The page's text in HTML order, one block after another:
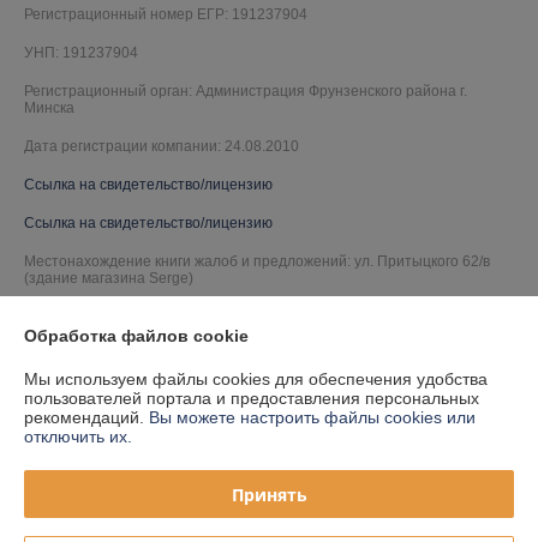
Регистрационный номер ЕГР: 191237904
УНП: 191237904
Регистрационный орган: Администрация Фрунзенского района г.
Минска
Дата регистрации компании: 24.08.2010
Ссылка на свидетельство/лицензию
Ссылка на свидетельство/лицензию
Местонахождение книги жалоб и предложений: ул. Притыцкого 62/в
(здание магазина Serge)
Обработка файлов cookie
Мы используем файлы cookies для обеспечения удобства
пользователей портала и предоставления персональных
рекомендаций. Вы можете настроить файлы cookies или
отключить их.
Принять